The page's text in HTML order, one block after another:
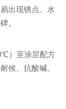
出现锈点、水
。
）至涂层配方
候、抗酸碱、